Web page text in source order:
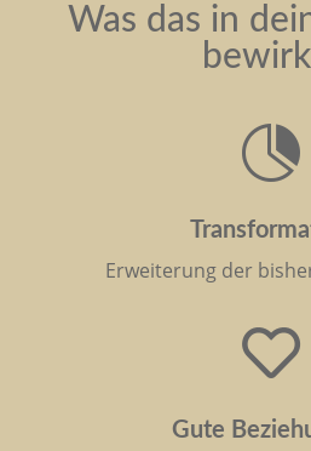
Was das in

Erweiterung der

Gute